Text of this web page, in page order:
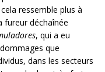
ressemble plus à
fureur déchaînée
, qui a eu
que
dans les secteurs